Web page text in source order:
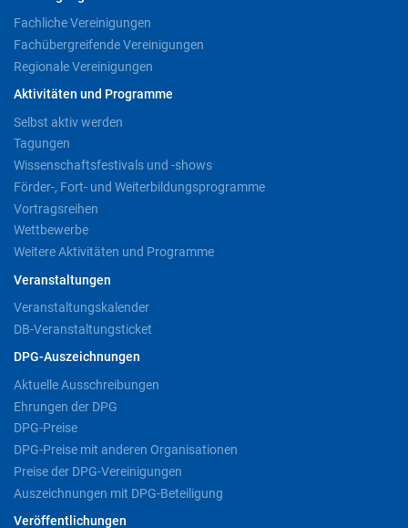
Fachliche Vereinigungen
Fachübergreifende Vereinigungen
Regionale Vereinigungen
Aktivitäten und Programme
Selbst aktiv werden
Tagungen
Wissenschaftsfestivals und -shows
Förder-, Fort- und Weiterbildungsprogramme
Vortragsreihen
Wettbewerbe
Weitere Aktivitäten und Programme
Veranstaltungen
Veranstaltungskalender
DB-Veranstaltungsticket
DPG-Auszeichnungen
Aktuelle Ausschreibungen
Ehrungen der DPG
DPG-Preise
DPG-Preise mit anderen Organisationen
Preise der DPG-Vereinigungen
Auszeichnungen mit DPG-Beteiligung
Veröffentlichungen